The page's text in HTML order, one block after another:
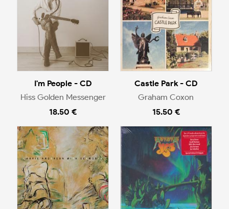
I'm People - CD
Hiss Golden Messenger
18.50 €
Castle Park - CD
Graham Coxon
15.50 €